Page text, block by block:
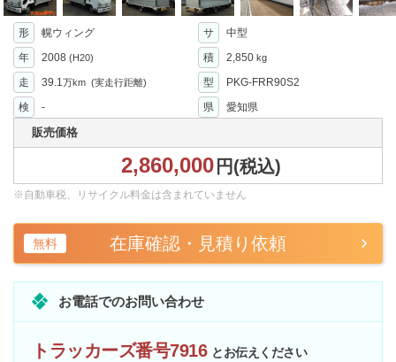
形 幌ウィング サ
中型
年
2008 (H20) 積 2,850 kg
走 39.1万km (実走行距離) 型
PKG-FRR90S2
検
- 県 愛知県
販売価格
2,860,000 円(税込)
※自動車税、リサイクル料金は含まれていません
無料 在庫確認・見積り依頼
お電話でのお問い合わせ
トラッカーズ番号7916 とお伝えください